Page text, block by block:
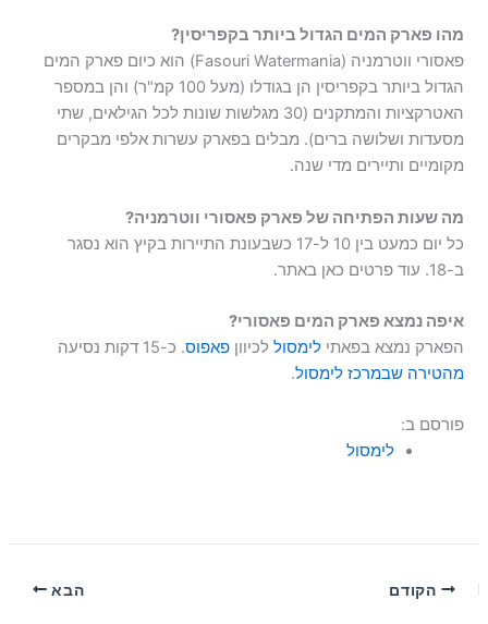
מהו פארק המים הגדול ביותר בקפריסין?
פאסורי ווטרמניה (Fasouri Watermania) הוא כיום פארק המים
הגדול ביותר בקפריסין הן בגודלו (מעל 100 קמ"ר) והן במספר
האטרקציות והמתקנים (30 מגלשות שונות לכל הגילאים, שתי
מסעדות ושלושה ברים). מבלים בפארק עשרות אלפי מבקרים
מקומיים ותיירים מדי שנה.
מה שעות הפתיחה של פארק פאסורי ווטרמניה?
כל יום כמעט בין 10 ל-17 כשבעונת התיירות בקיץ הוא נסגר
ב-18. עוד פרטים כאן באתר.
איפה נמצא פארק המים פאסורי?
הפארק נמצא בפאתילימסול לכיווןפאפוס. כ-15 דקות נסיעה
מהטירה שבמרכז לימסול.
פורסם ב:
לימסול
הקודם הבא